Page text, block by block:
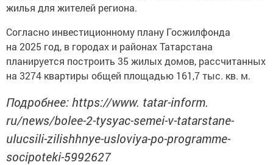
жилья для жителей региона.
Согласно инвестиционному плану Госжилфонда
на 2025 год, в городах и районах Татарстана
планируется построить 35 жилых домов, рассчитанных
на 3274 квартиры общей площадью 161,7 тыс. кв. м.
Подробнее: https://www. tatar-inform.
ru/news/bolee-2-tysyac-semei-v-tatarstane-
ulucsili-zilishhnye-usloviya-po-programme-
socipoteki-5992627